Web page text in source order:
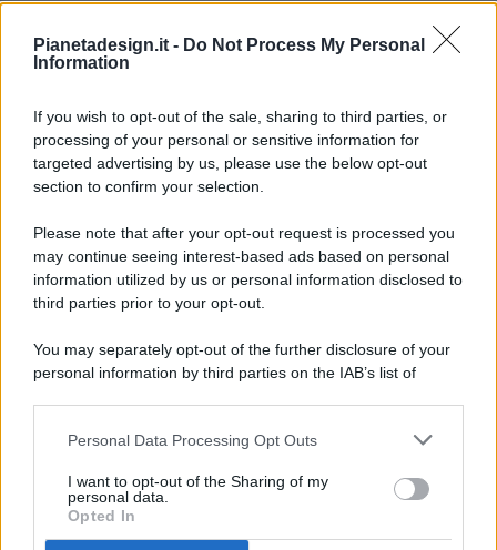
Pianetadesign.it - Do Not Process My Personal
Information
If you wish to opt-out of the sale, sharing to third parties, or
processing of your personal or sensitive information for
targeted advertising by us, please use the below opt-out
section to confirm your selection.
Please note that after your opt-out request is processed you
may continue seeing interest-based ads based on personal
information utilized by us or personal information disclosed to
third parties prior to your opt-out.
You may separately opt-out of the further disclosure of your
personal information by third parties on the IAB’s list of
This information may also be disclosed by us to third parties
disclose it to other third parties.
Personal Data Processing Opt Outs
I want to opt-out of the Sharing of my
personal data.
Opted In
© 2026 - Pianeta Design - P.IVA 04827280654 - Testata
Registrata Al Tribunale Di Nocera Inferiore N. 8/2020 - RG N.
ISCRIZIONE AL ROC N. 35792 – ISCRITTA ALL’ANSO
(ASSOCIAZIONE NAZIONALE STAMPA ONLINE)
PREFERENZE PRIVACY